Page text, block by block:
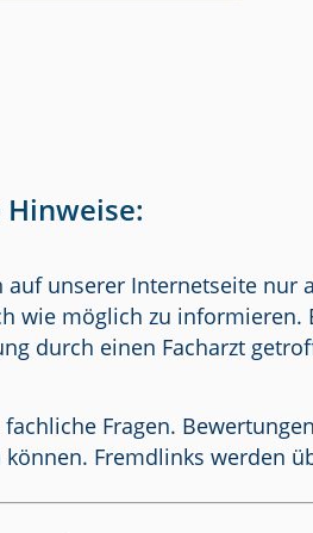
auf unserer Internetseite nur
wie möglich zu informieren.
durch einen Facharzt
fachliche Fragen.
Fremdlinks werden